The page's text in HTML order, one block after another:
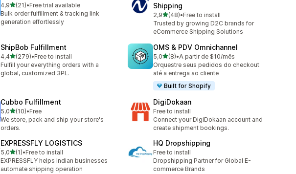
4,9av 5 stjerner
(21)
Totalt 21 omtaler
•Free trial available
Bulk order fulfillment & tracking link
generation effortlessly
Shipping
2,9av 5 stjerner
(48)
Totalt 48 omtaler
•Free to install
Trusted by growing D2C brands for
eCommerce Shipping Solutions
ShipBob Fulfillment
4,4av 5 stjerner
(279)
Totalt 279 omtaler
•Free to install
Fulfill your everything orders with a
global, customized 3PL.
OMS & PDV Omnichannel
5,0av 5 stjerner
(8)
Totalt 8 omtaler
•A partir de $10/mês
Orquestre seus pedidos do checkout
até a entrega ao cliente
Built for Shopify
Cubbo Fulfillment
5,0av 5 stjerner
(10)
Totalt 10 omtaler
•Free
We store, pack and ship your store's
orders.
DigiDokaan
Free to install
Connect your DigiDokaan account and
create shipment bookings.
EXPRESSFLY LOGISTICS
5,0av 5 stjerner
(1)
Totalt 1 omtaler
•Free to install
EXPRESSFLY helps Indian businesses
automate shipping operation
HQ Dropshipping
Free to install
Dropshipping Partner for Global E-
commerce Brands